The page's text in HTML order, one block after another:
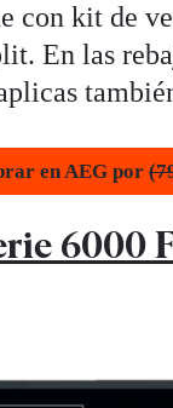
con kit de
En las
en AEG por
6000